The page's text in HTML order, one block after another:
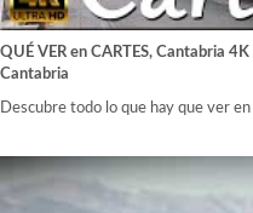
QUÉ VER en CARTES, Cantabria
Cantabria
Descubre todo lo que hay que ver